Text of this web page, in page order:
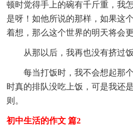
顿时觉得手上的碗有千斤重，我
是呀！如他所说的那样，如果这
着想，那么这个世界的明天将会更
从那以后，我再也没有挤过饭
每当打饭时，我不会想起那个
时真的排队没吃上饭，可是我还
则。
初中生活的作文 篇2